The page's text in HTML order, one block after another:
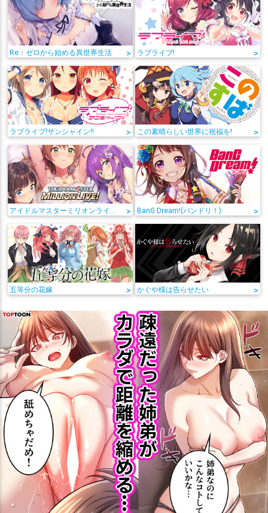
Re：ゼロから始める異世界生活 > ラブライブ! >
ラブライブ!サンシャイン!! > この素晴らしい世界に祝福を! >
アイドルマスターミリオンライブ! > BanG Dream!(バンドリ！) >
五等分の花嫁 > かぐや様は告らせたい >